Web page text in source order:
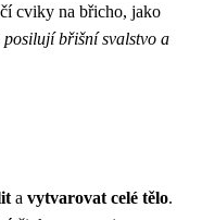
cviky na břicho, jako
posilují břišní svalstvo a
a vytvarovat celé tělo.